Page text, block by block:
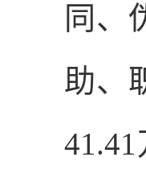
同、
助、
41.41